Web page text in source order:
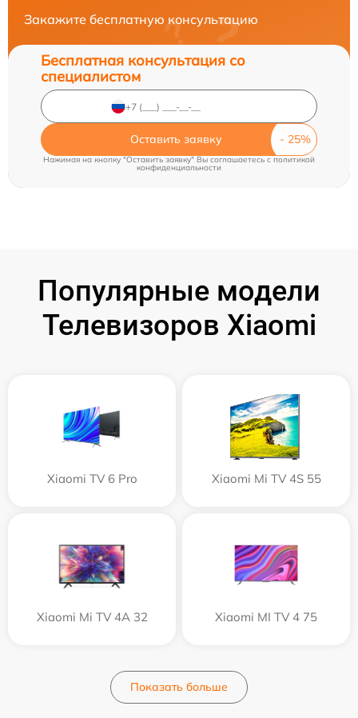
Закажите бесплатную консультацию
Бесплатная консультация со
специалистом
Оставить заявку
Нажимая на кнопку "Оставить заявку" Вы соглашаетесь cполитикой
конфиденциальности
Популярные модели
Телевизоров Xiaomi
Xiaomi TV 6 Pro Xiaomi Mi TV 4S 55
Xiaomi Mi TV 4A 32 Xiaomi MI TV 4 75
Показать больше